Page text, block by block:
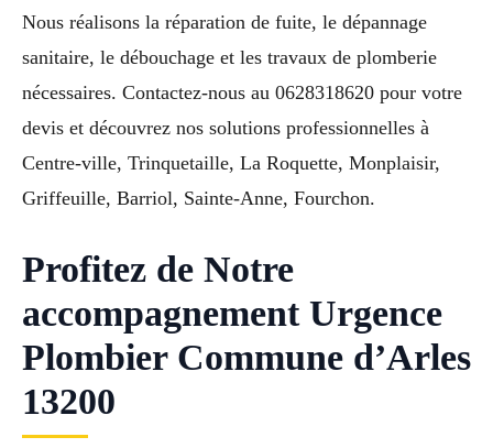
Nous réalisons la réparation de fuite, le dépannage
sanitaire, le débouchage et les travaux de plomberie
nécessaires. Contactez-nous au 0628318620 pour votre
devis et découvrez nos solutions professionnelles à
Centre-ville, Trinquetaille, La Roquette, Monplaisir,
Griffeuille, Barriol, Sainte-Anne, Fourchon.
Profitez de Notre
accompagnement Urgence
Plombier Commune d’Arles
13200